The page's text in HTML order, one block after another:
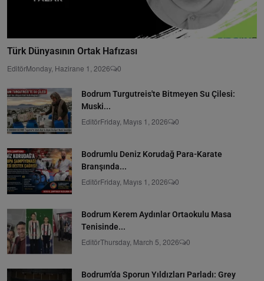
Türk Dünyasının Ortak Hafızası
EditörMonday, Hazirane 1, 2026 0
Bodrum Turgutreis'te Bitmeyen Su Çilesi:
Muski...
EditörFriday, Mayıs 1, 2026 0
Bodrumlu Deniz Korudağ Para-Karate
Branşında...
EditörFriday, Mayıs 1, 2026 0
Bodrum Kerem Aydınlar Ortaokulu Masa
Tenisinde...
EditörThursday, March 5, 2026 0
Bodrum’da Sporun Yıldızları Parladı: Grey